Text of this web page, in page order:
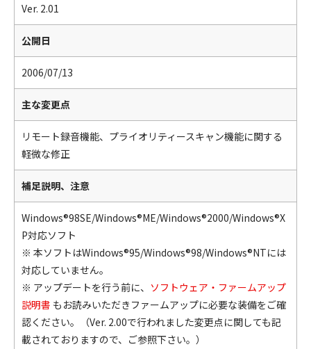
Ver. 2.01
公開日
2006/07/13
主な変更点
リモート録音機能、プライオリティースキャン機能に関する
軽微な修正
補足説明、注意
Windows®98SE/Windows®ME/Windows®2000/Windows®X
P対応ソフト
※ 本ソフトはWindows®95/Windows®98/Windows®NTには
対応していません。
※ アップデートを行う前に、 ソフトウェア・ファームアップ
説明書 もお読みいただきファームアップに必要な装備をご確
認ください。（Ver. 2.00で行われました変更点に関しても記
載されておりますので、ご参照下さい。）